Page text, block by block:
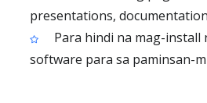
presentations,
Para hindi na mag-install
software para sa paminsan-